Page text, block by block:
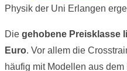
Physik der Uni Erlangen
Die gehobene Preisklasse
Euro. Vor allem die
häufig mit Modellen aus